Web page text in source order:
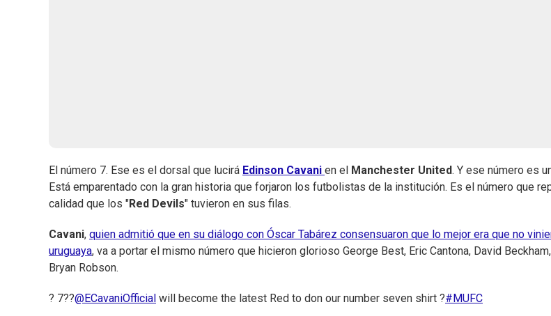
El número 7. Ese es el dorsal que lucirá Edinson Cavani en el Manchester United. Y ese número es
Está emparentado con la gran historia que forjaron los futbolistas de la institución. Es el número que
calidad que los "Red Devils" tuvieron en sus filas.
Cavani, quien admitió que en su diálogo con Óscar Tabárez consensuaron que lo mejor era que no
uruguaya, va a portar el mismo número que hicieron glorioso George Best, Eric Cantona, David
Bryan Robson.
? 7??@ECavaniOfficial will become the latest Red to don our number seven shirt ?#MUFC